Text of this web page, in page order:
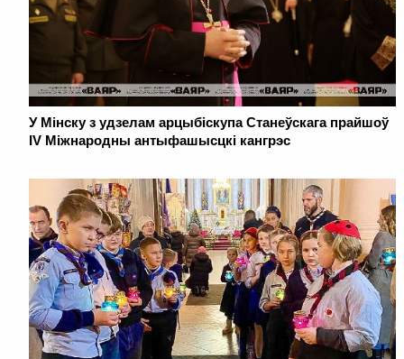
У Мінску з удзелам арцыбіскупа Станеўскага прайшоў
IV Міжнародны антыфашысцкі кангрэс